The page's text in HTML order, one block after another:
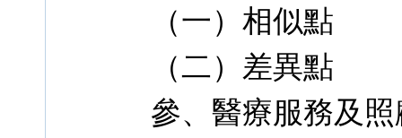
（一）相似點
（二）差異點
參、醫療服務及